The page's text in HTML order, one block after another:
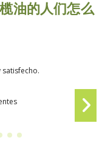
油的人们怎么
satisfecho.